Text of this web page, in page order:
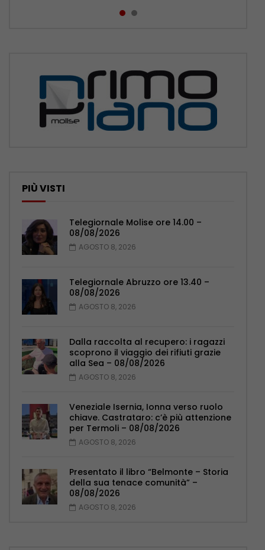
PIÙ VISTI
Telegiornale Molise ore 14.00 –
08/08/2026
AGOSTO 8, 2026
Telegiornale Abruzzo ore 13.40 –
08/08/2026
AGOSTO 8, 2026
Dalla raccolta al recupero: i ragazzi
scoprono il viaggio dei rifiuti grazie
alla Sea – 08/08/2026
AGOSTO 8, 2026
Veneziale Isernia, Ionna verso ruolo
chiave. Castrataro: c’è più attenzione
per Termoli – 08/08/2026
AGOSTO 8, 2026
Presentato il libro “Belmonte – Storia
della sua tenace comunità” –
08/08/2026
AGOSTO 8, 2026